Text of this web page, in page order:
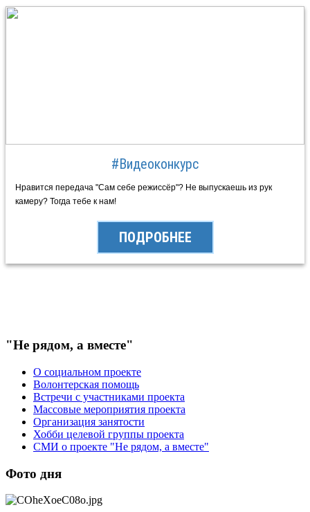
#Видеоконкурс
Нравится передача "Сам себе режиссёр"? Не выпускаешь из рук
камеру? Тогда тебе к нам!
ПОДРОБНЕЕ
"Не рядом, а вместе"
О социальном проекте
Волонтерская помощь
Встречи с участниками проекта
Массовые мероприятия проекта
Организация занятости
Хобби целевой группы проекта
СМИ о проекте "Не рядом, а вместе"
Фото дня